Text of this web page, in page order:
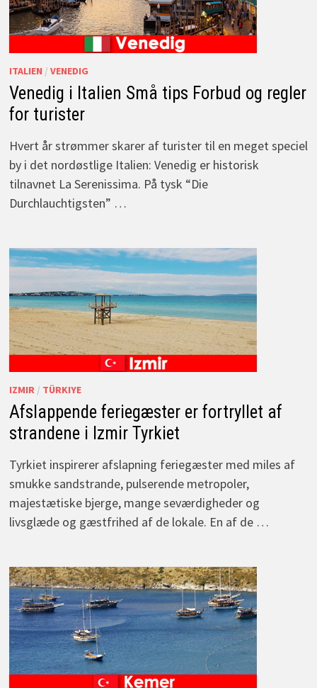
ITALIEN / VENEDIG
Venedig i Italien Små tips Forbud og regler
for turister
Hvert år strømmer skarer af turister til en meget speciel
by i det nordøstlige Italien: Venedig er historisk
tilnavnet La Serenissima. På tysk “Die
Durchlauchtigsten” …
IZMIR / TÜRKIYE
Afslappende feriegæster er fortryllet af
strandene i Izmir Tyrkiet
Tyrkiet inspirerer afslapning feriegæster med miles af
smukke sandstrande, pulserende metropoler,
majestætiske bjerge, mange seværdigheder og
livsglæde og gæstfrihed af de lokale. En af de …